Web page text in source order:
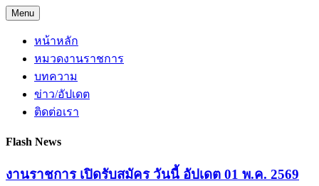
Skip
to
content
Menu
หน้าหลัก
หมวดงานราชการ
บทความ
ข่าว/อัปเดต
ติดต่อเรา
Flash News
งานราชการ เปิดรับสมัคร วันนี้ อัปเดต 01 พ.ค. 2569